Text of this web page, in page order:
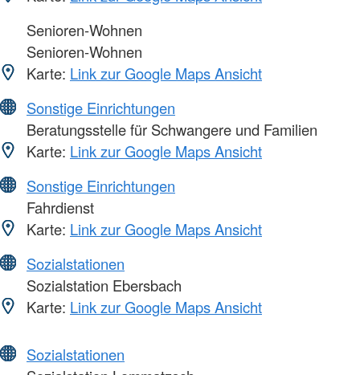
Senioren-Wohnen
Senioren-Wohnen
Karte: Link zur Google Maps Ansicht
Sonstige Einrichtungen
Beratungsstelle für Schwangere und Familien
Karte: Link zur Google Maps Ansicht
Sonstige Einrichtungen
Fahrdienst
Karte: Link zur Google Maps Ansicht
Sozialstationen
Sozialstation Ebersbach
Karte: Link zur Google Maps Ansicht
Sozialstationen